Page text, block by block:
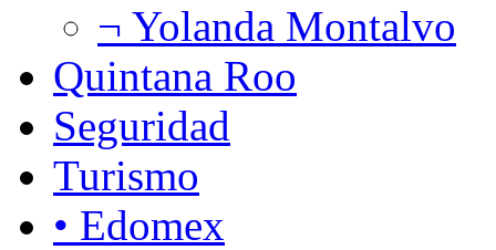
¬ Yolanda Montalvo
Quintana Roo
Seguridad
Turismo
• Edomex